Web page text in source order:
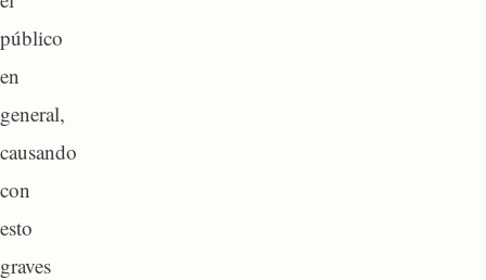
público
en
general,
causando
con
esto
graves